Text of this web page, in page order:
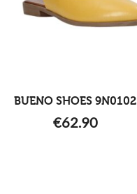
BUENO SHOES 9N0102
€62.90